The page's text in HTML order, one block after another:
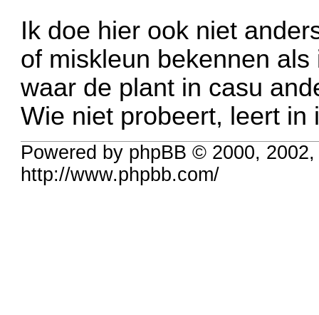
Ik doe hier ook niet
of miskleun bekennen
waar de plant in casu
Wie niet probeert, leert in
Powered by phpBB © 2000,
http://www.phpbb.com/